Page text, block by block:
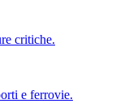
critiche.
e ferrovie.